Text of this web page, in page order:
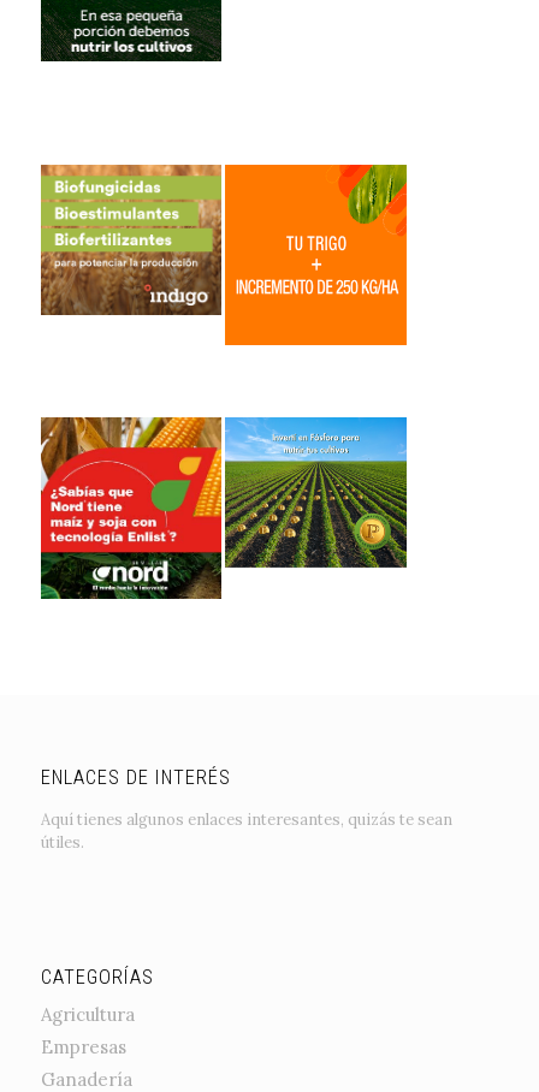
ENLACES DE INTERÉS
Aquí tienes algunos enlaces interesantes, quizás te sean
útiles.
CATEGORÍAS
Agricultura
Empresas
Ganadería